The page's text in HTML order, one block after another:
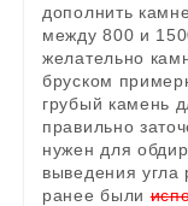
дополнить
между 800 и
желательно
бруском
грубый камень
правильно
нужен для
выведения
ранее были